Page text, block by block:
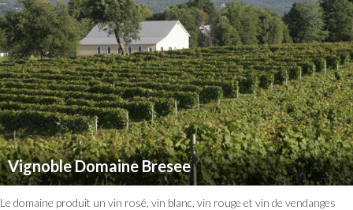
Vignoble Domaine Bresee
Le domaine produit un vin rosé, vin blanc, vin rouge et vin de vendanges